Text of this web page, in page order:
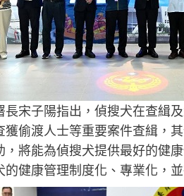
長宋子陽指出，偵搜犬在查緝
獲偷渡人士等重要案件查緝，
，將能為偵搜犬提供最好的健
的健康管理制度化、專業化，